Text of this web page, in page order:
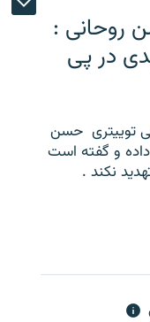
روحانی :
در پی
توییتری ‌ حسن
و گفته است
نکند .